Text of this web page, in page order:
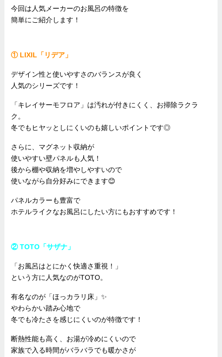
今回は人気メーカーのお風呂の特徴を
簡単にご紹介します！
① LIXIL「リデア」
デザイン性と使いやすさのバランスが良く
人気のシリーズです！
「キレイサーモフロア」は汚れが付きにくく、お掃除ラクラ
ク。
冬でもヒヤッとしにくいのも嬉しいポイントです◎
さらに、マグネット収納が
使いやすい壁パネルも人気！
後から棚や収納を増やしやすいので
使いながら自分好みにできます😊
パネルカラーも豊富で
ホテルライクなお風呂にしたい方にもおすすめです！
② TOTO「サザナ」
「お風呂はとにかく快適さ重視！」
という方に人気なのがTOTO。
有名なのが「ほっカラリ床」✨
やわらかい踏み心地で
冬でも冷たさを感じにくいのが特徴です！
断熱性能も高く、お湯が冷めにくいので
家族で入る時間がバラバラでも暖かさが